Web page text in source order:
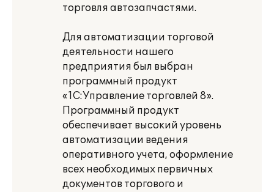
торговля автозапчастями.
Для автоматизации торговой
деятельности нашего
предприятия был выбран
программный продукт
«1С:Управление торговлей 8».
Программный продукт
обеспечивает высокий уровень
автоматизации ведения
оперативного учета, оформление
всех необходимых первичных
документов торгового и